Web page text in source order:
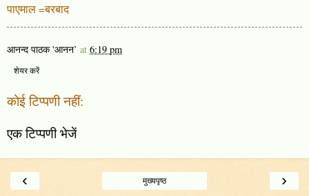
पाएमाल =बरबाद
आनन्द पाठक 'आनन’ at 6:19 pm
शेयर करें
कोई टिप्पणी नहीं:
एक टिप्पणी भेजें
‹ ›
मुख्यपृष्ठ